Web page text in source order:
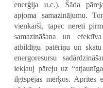
enerģija u.c.). Šāda
apjoma samazinājumu.
vienkārši, tāpēc nereti
samazināšana un
atbildīgu patēriņu un
energoresursu
iekļauj pāreju uz
ilgtspējas mērķos. Aprites